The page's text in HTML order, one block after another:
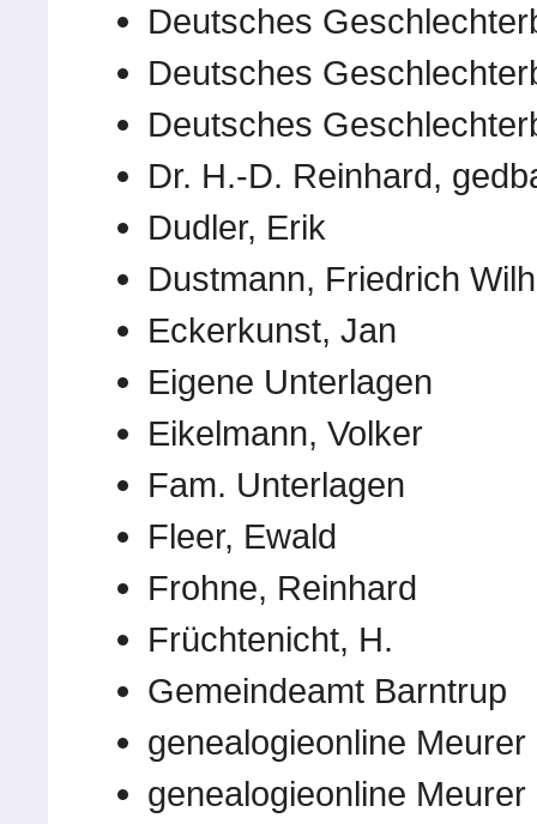
Deutsches
Deutsches
Deutsches
Dr. H.-D. Reinhard,
Dudler, Erik
Dustmann, Friedrich
Eckerkunst, Jan
Eigene Unterlagen
Eikelmann, Volker
Fam. Unterlagen
Fleer, Ewald
Frohne, Reinhard
Früchtenicht, H.
Gemeindeamt Barntrup
genealogieonline Meurer
genealogieonline Meurer